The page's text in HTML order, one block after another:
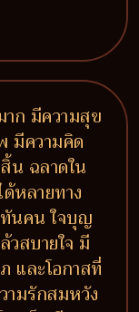
าก มีความสุข
มีความคิด
น ฉลาดใน
หลายทาง
นคน ใจบุญ
วสบายใจ มี
และโอกาสที่
ามรักสมหวัง